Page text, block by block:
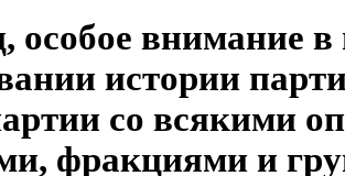
особое внимание в
истории
со всякими
фракциями и